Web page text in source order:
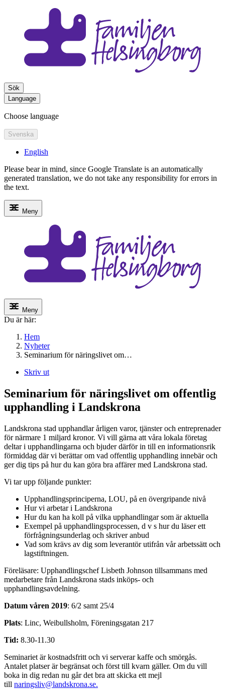
Sök
Language
Choose language
Svenska
English
Please bear in mind, since Google Translate is an automatically
generated translation, we do not take any responsibility for errors in
the text.
Meny
Meny
Du är här:
Hem
Nyheter
Seminarium för näringslivet om…
Skriv ut
Seminarium för näringslivet om offentlig
upphandling i Landskrona
Landskrona stad upphandlar årligen varor, tjänster och entreprenader
för närmare 1 miljard kronor. Vi vill gärna att våra lokala företag
deltar i upphandlingarna och bjuder därför in till en informationsrik
förmiddag där vi berättar om vad offentlig upphandling innebär och
ger dig tips på hur du kan göra bra affärer med Landskrona stad.
Vi tar upp följande punkter:
Upphandlingsprinciperna, LOU, på en övergripande nivå
Hur vi arbetar i Landskrona
Hur du kan ha koll på vilka upphandlingar som är aktuella
Exempel på upphandlingsprocessen, d v s hur du läser ett
förfrågningsunderlag och skriver anbud
Vad som krävs av dig som leverantör utifrån vår arbetssätt och
lagstiftningen.
Föreläsare: Upphandlingschef Lisbeth Johnson tillsammans med
medarbetare från Landskrona stads inköps- och
upphandlingsavdelning.
Datum våren 2019: 6/2 samt 25/4
Plats: Linc, Weibullsholm, Föreningsgatan 217
Tid: 8.30-11.30
Seminariet är kostnadsfritt och vi serverar kaffe och smörgås.
Antalet platser är begränsat och först till kvarn gäller. Om du vill
boka in dig redan nu går det bra att skicka ett mejl
till naringsliv@landskrona.se.